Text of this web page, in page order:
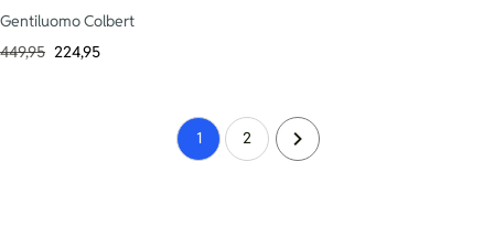
Gentiluomo Colbert
449,95 224,95
1 2